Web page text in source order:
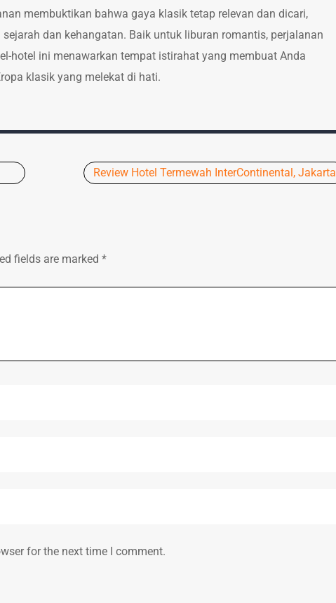
membuktikan bahwa gaya klasik tetap relevan dan dicari,
dan kehangatan. Baik untuk liburan romantis, perjalanan
hotel ini menawarkan tempat istirahat yang membuat Anda
klasik yang melekat di hati.
Review Hotel Termewah InterContinental, Jakarta
fields are marked *
for the next time I comment.